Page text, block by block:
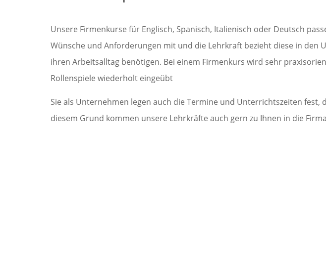
Unsere Firmenkurse für Englisch, Spanisch, Italienisch oder Deutsch
Wünsche und Anforderungen mit und die Lehrkraft bezieht diese in
ihren Arbeitsalltag benötigen. Bei einem Firmenkurs wird sehr
Rollenspiele wiederholt eingeübt
Sie als Unternehmen legen auch die Termine und Unterrichtszeiten
diesem Grund kommen unsere Lehrkräfte auch gern zu Ihnen in die